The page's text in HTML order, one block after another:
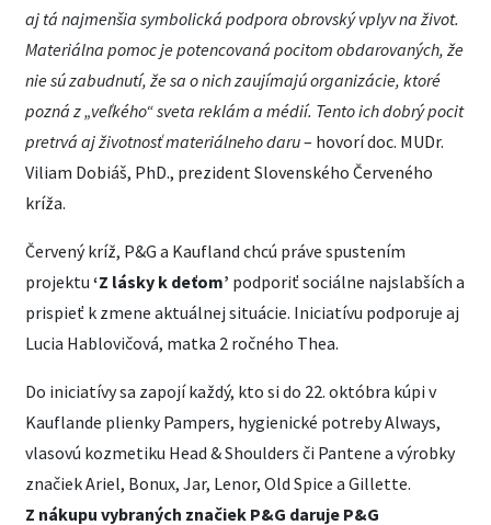
aj tá najmenšia symbolická podpora obrovský vplyv na život.
Materiálna pomoc je potencovaná pocitom obdarovaných, že
nie sú zabudnutí, že sa o nich zaujímajú organizácie, ktoré
pozná z „veľkého“ sveta reklám a médií. Tento ich dobrý pocit
pretrvá aj životnosť materiálneho daru– hovorí doc. MUDr.
Viliam Dobiáš, PhD., prezident Slovenského Červeného
kríža.
Červený kríž, P&G a Kaufland chcú práve spustením
projektu ‘Z lásky k deťom’ podporiť sociálne najslabších a
prispieť k zmene aktuálnej situácie. Iniciatívu podporuje aj
Lucia Hablovičová, matka 2 ročného Thea.
Do iniciatívy sa zapojí každý, kto si do 22. októbra kúpi v
Kauflande plienky Pampers, hygienické potreby Always,
vlasovú kozmetiku Head & Shoulders či Pantene a výrobky
značiek Ariel, Bonux, Jar, Lenor, Old Spice a Gillette.
Z nákupu vybraných značiek P&G daruje P&G